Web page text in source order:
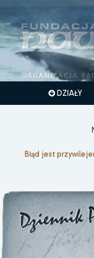
DZIAŁY
Błąd jest